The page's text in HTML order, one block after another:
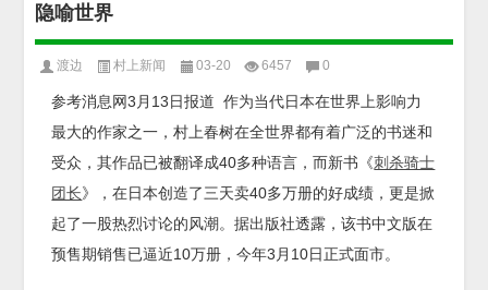
隐喻世界
渡边 村上新闻 03-20 6457 0
参考消息网3月13日报道 作为当代日本在世界上影响力
最大的作家之一，村上春树在全世界都有着广泛的书迷和
受众，其作品已被翻译成40多种语言，而新书《刺杀骑士
团长》，在日本创造了三天卖40多万册的好成绩，更是掀
起了一股热烈讨论的风潮。据出版社透露，该书中文版在
预售期销售已逼近10万册，今年3月10日正式面市。